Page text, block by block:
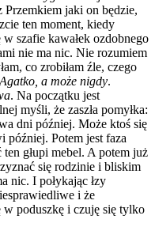
jaki on będzie,
ten moment, kiedy
szafie kawałek ozdobnego
nie ma nic. Nie rozumiem
co zrobiłam źle, czego
a może nigdy.
. Na początku jest
myśli, że zaszła pomyłka:
dni później. Może ktoś się
później. Potem jest faza
ten głupi mebel. A potem już
się rodzinie i bliskim
nic. I połykając łzy
i że
w poduszkę i czuję się tylko